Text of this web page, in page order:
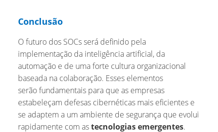
Conclusão
O futuro dos SOCs será definido pela
implementação da inteligência artificial, da
automação e de uma forte cultura organizacional
baseada na colaboração. Esses elementos
serão fundamentais para que as empresas
estabeleçam defesas cibernéticas mais eficientes e
se adaptem a um ambiente de segurança que evolui
rapidamente com astecnologias emergentes.